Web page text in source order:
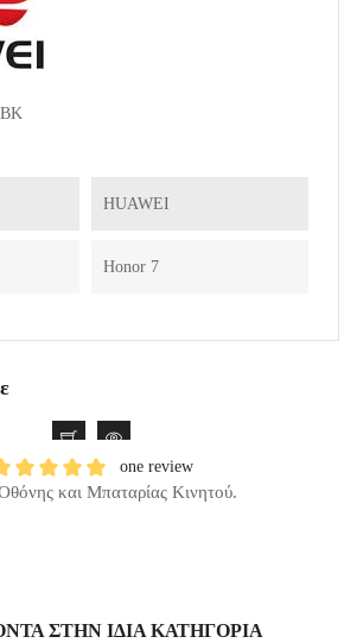
HUAWEI
Honor 7
one review
και Μπαταρίας Κινητού.
ΣΤΗΝ ΊΔΙΑ ΚΑΤΗΓΟΡΊΑ